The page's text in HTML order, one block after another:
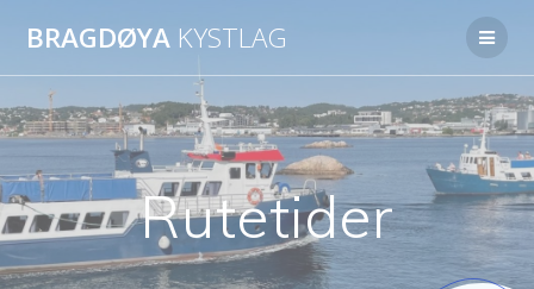
to
BRAGDØYA KYSTLAG
Rutetider